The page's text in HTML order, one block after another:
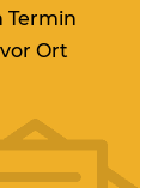
Termin
Ort